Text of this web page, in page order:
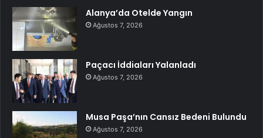
Alanya’da Otelde Yangın
Ağustos 7, 2026
Paçacı İddiaları Yalanladı
Ağustos 7, 2026
Musa Paşa’nın Cansız Bedeni Bulundu
Ağustos 7, 2026